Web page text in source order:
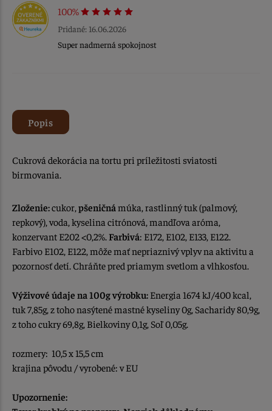
100%
Pridané: 16.06.2026
Super nadmerná spokojnost
Popis
Cukrová dekorácia na tortu pri príležitosti sviatosti
birmovania.
Zloženie:cukor, pšeničná múka, rastlinný tuk (palmový,
repkový), voda, kyselina citrónová, mandľova aróma,
konzervant E202 <0,2%. Farbivá: E172, E102, E133, E122.
Farbivo E102, E122, môže mať nepriaznivý vplyv na aktivitu a
pozornosť detí. Chráňte pred priamym svetlom a vlhkosťou.
Výživové údaje na 100g výrobku: Energia 1674 kJ/400 kcal,
tuk 7,85g, z toho nasýtené mastné kyseliny 0g, Sacharidy 80,9g,
z toho cukry 69,8g, Bielkoviny 0,1g, Soľ 0,05g.
rozmery: 10,5 x 15,5 cm
krajina pôvodu / vyrobené: v EU
Upozornenie: